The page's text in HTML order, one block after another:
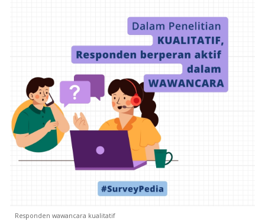
Responden wawancara kualitatif